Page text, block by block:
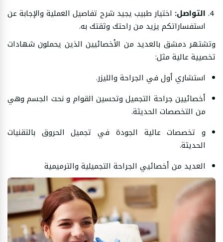
التواصل: اختيار طبيب يجيد شرح تفاصيل العملية والإجابة عن
استفساراتكم يزيد من راحتك وثقتك به.
وتشتهر دمشق بالعديد من الأخصائيين الذين يحملون شهادات
تخصيية عالية مثل:
استشاري أول في الجراحة والليزر.
أخصائيين جراحة التجميل وتحسين القوام و نحت الجسم وهي
من التخصصات الحديثة.
و تخصصات عالية الجودة في تجميل الحروق بالتقنيات
الحديثة.
العديد من أخصائيي الجراحة التجميلية والترميمية